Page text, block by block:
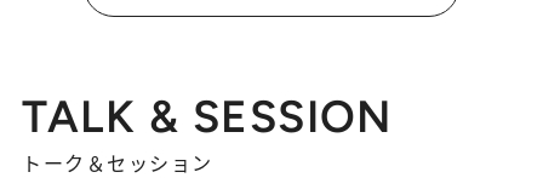
TALK & SESSION
トーク＆セッション